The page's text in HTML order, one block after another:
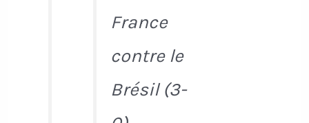
France
contre le
Brésil (3-